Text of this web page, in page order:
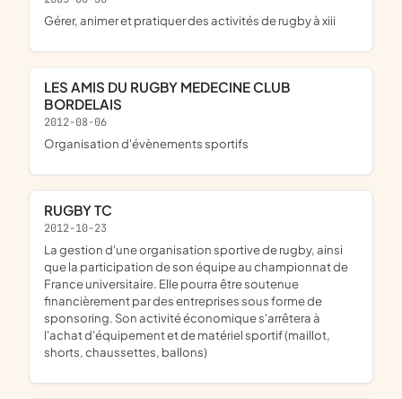
gérer, animer et pratiquer des activités de rugby à xiii
LES AMIS DU RUGBY MEDECINE CLUB
BORDELAIS
2012-08-06
organisation d'évènements sportifs
RUGBY TC
2012-10-23
la gestion d'une organisation sportive de rugby, ainsi
que la participation de son équipe au championnat de
France universitaire. Elle pourra être soutenue
financièrement par des entreprises sous forme de
sponsoring. Son activité économique s'arrêtera à
l'achat d'équipement et de matériel sportif (maillot,
shorts, chaussettes, ballons)